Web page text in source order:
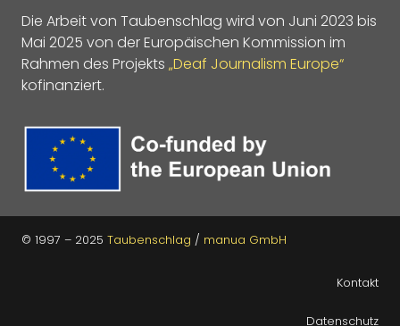
Die Arbeit von Taubenschlag wird von Juni 2023 bis
Mai 2025 von der Europäischen Kommission im
Rahmen des Projekts „Deaf Journalism Europe“
kofinanziert.
© 1997 – 2025 Taubenschlag / manua GmbH
Kontakt
Datenschutz